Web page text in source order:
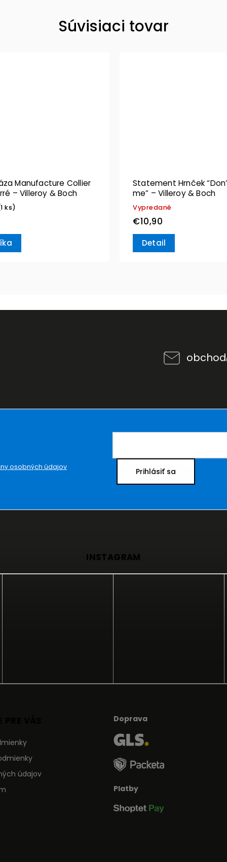
Súvisiaci tovar
Manufacture Collier
– Villeroy & Boch
ks)
Statement Hrnček
me” – Villeroy & Boch
Vypredané
€10,90
Detail
obchod
osobných údajov Prihlásiť sa
INSTAGRAM
údajov
Doprava
Platby